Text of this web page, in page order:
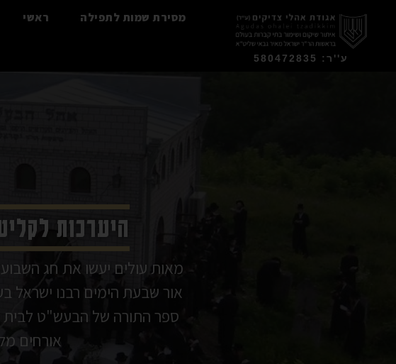
ע''ר: 580472835
מסירת שמות לתפילה ראשי
היערכות
מאות עולים יעשו את חג
אור שבעת הימים רבנו
ספר התורה של הבעש"ט לבית
אורחים